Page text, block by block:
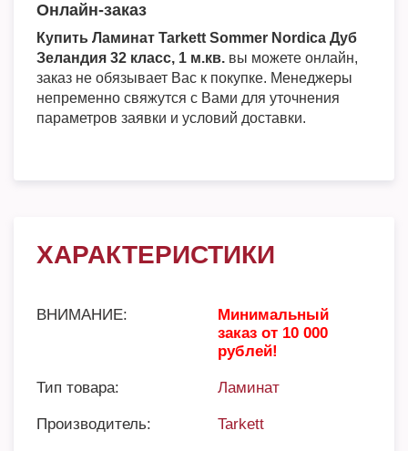
Онлайн-заказ
Купить Ламинат Tarkett Sommer Nordica Дуб
Зеландия 32 класс, 1 м.кв. вы можете онлайн,
заказ не обязывает Вас к покупке. Менеджеры
непременно свяжутся с Вами для уточнения
параметров заявки и условий доставки.
ХАРАКТЕРИСТИКИ
ВНИМАНИЕ:
Минимальный
заказ от 10 000
рублей!
Тип товара: Ламинат
Производитель: Tarkett